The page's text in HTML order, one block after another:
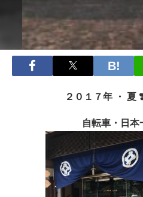
２０１７年 ・ 夏
自転車・日本